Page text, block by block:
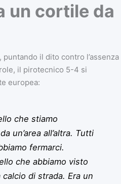
un cortile da
il dito contro l’assenza
il pirotecnico 5-4 si
europea:
che stiamo
un’area all’altra. Tutti
fermarci.
che abbiamo visto
di strada. Era un